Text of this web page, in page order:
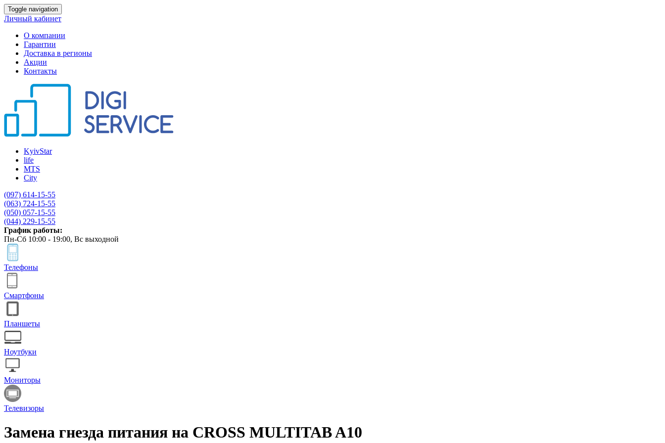
Toggle navigation
Личный кабинет
О компании
Гарантии
Доставка в регионы
Акции
Контакты
KyivStar
life
MTS
City
(097) 614-15-55
(063) 724-15-55
(050) 057-15-55
(044) 229-15-55
График работы:
Пн-Сб 10:00 - 19:00, Вс выходной
Телефоны
Смартфоны
Планшеты
Ноутбуки
Мониторы
Телевизоры
Замена гнезда питания на CROSS MULTITAB A10